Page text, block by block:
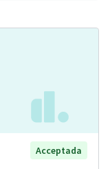
Acceptada